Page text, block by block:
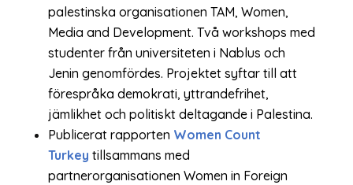
palestinska organisationen TAM, Women,
Media and Development. Två workshops med
studenter från universiteten i Nablus och
Jenin genomfördes. Projektet syftar till att
förespråka demokrati, yttrandefrihet,
jämlikhet och politiskt deltagande i Palestina.
Publicerat rapporten Women Count
Turkey tillsammans med
partnerorganisationen Women in Foreign